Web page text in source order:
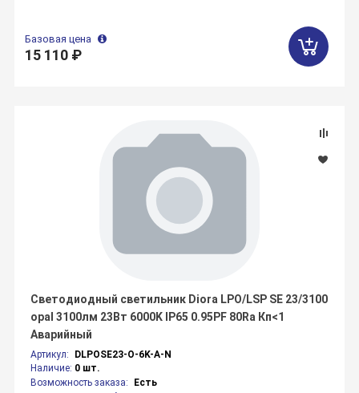
Базовая цена
15 110 ₽
Артикул:
DLPOSE23-O-6K-A-N
Наличие: 0 шт.
Возможность заказа:
Есть
Светодиодный светильник Diora LPO/LSP SE 23/3100
opal 3100лм 23Вт 6000K IP65 0.95PF 80Ra Кп<1
Аварийный